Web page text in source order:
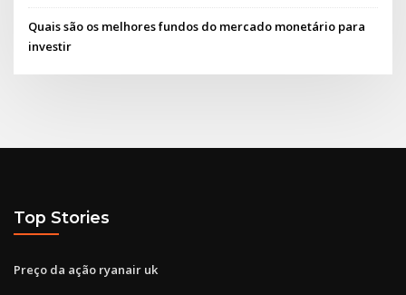
Quais são os melhores fundos do mercado monetário para
investir
Top Stories
Preço da ação ryanair uk